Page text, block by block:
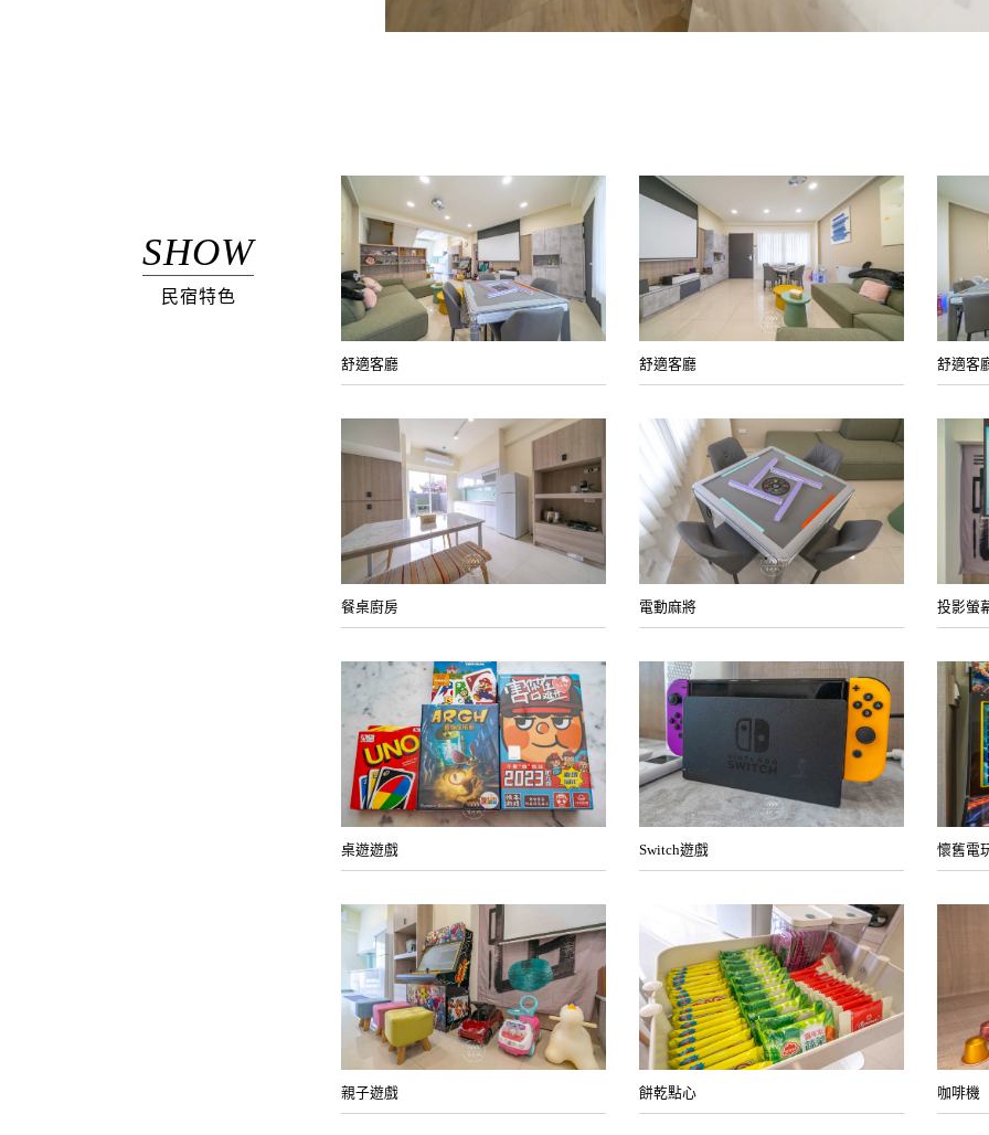
SHOW
民宿特色
舒適客廳 舒適客廳 舒適客
餐桌廚房 電動麻將 投影螢
桌遊遊戲 Switch遊戲 懷舊電
親子遊戲 餅乾點心 咖啡機